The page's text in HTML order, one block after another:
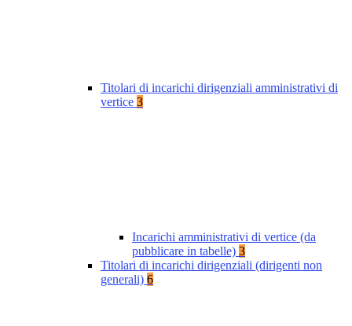
Titolari di incarichi dirigenziali amministrativi di
vertice 3
Incarichi amministrativi di vertice (da
pubblicare in tabelle) 3
Titolari di incarichi dirigenziali (dirigenti non
generali) 6